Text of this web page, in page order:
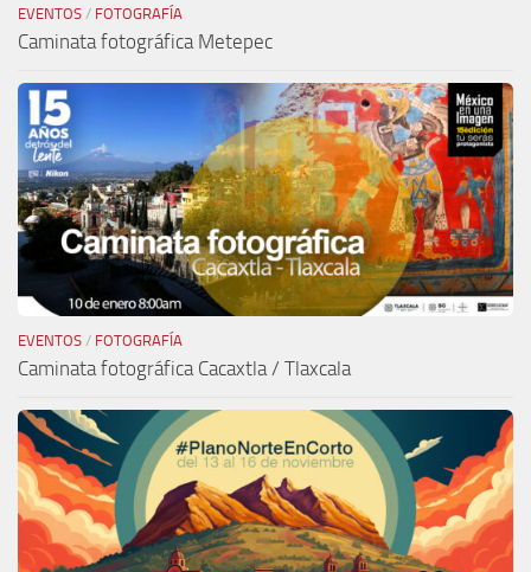
EVENTOS / FOTOGRAFÍA
Caminata fotográfica Metepec
EVENTOS / FOTOGRAFÍA
Caminata fotográfica Cacaxtla / Tlaxcala